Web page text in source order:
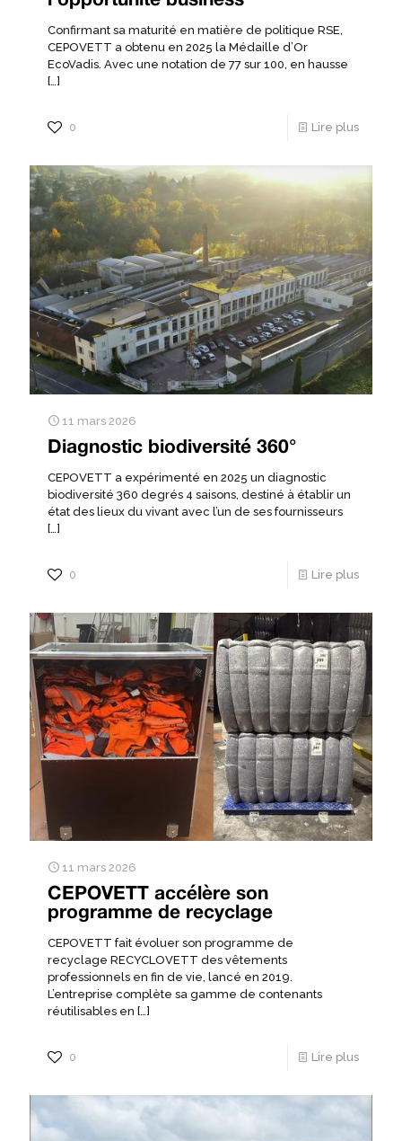
Confirmant sa maturité en matière de politique RSE,
CEPOVETT a obtenu en 2025 la Médaille d’Or
EcoVadis. Avec une notation de 77 sur 100, en hausse
[…]
0 Lire plus
11 mars 2026
Diagnostic biodiversité 360°
CEPOVETT a expérimenté en 2025 un diagnostic
biodiversité 360 degrés 4 saisons, destiné à établir un
état des lieux du vivant avec l’un de ses fournisseurs
[…]
0 Lire plus
11 mars 2026
CEPOVETT accélère son
programme de recyclage
CEPOVETT fait évoluer son programme de
recyclage RECYCLOVETT des vêtements
professionnels en fin de vie, lancé en 2019.
L’entreprise complète sa gamme de contenants
réutilisables en […]
0 Lire plus